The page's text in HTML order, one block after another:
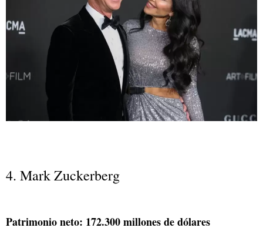
4. Mark Zuckerberg
Patrimonio neto: 172.300 millones de dólares